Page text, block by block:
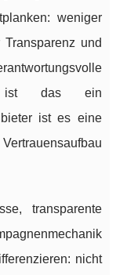
weniger
Transparenz und
ist das ein
ist es eine
transparente
nicht